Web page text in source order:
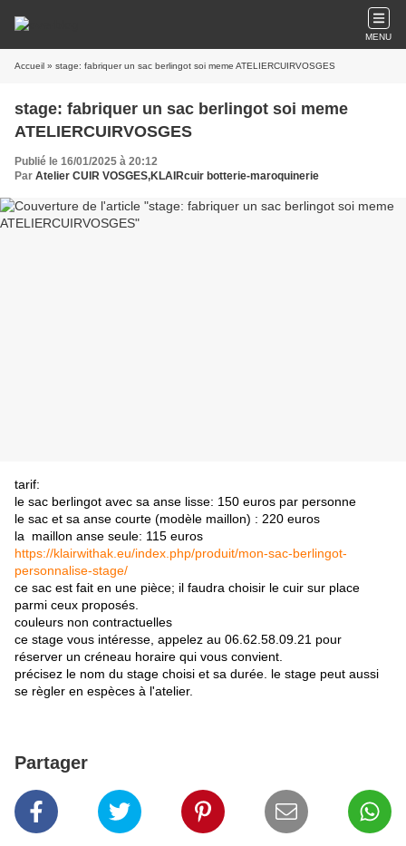
MENU
Accueil » stage: fabriquer un sac berlingot soi meme ATELIERCUIRVOSGES
stage: fabriquer un sac berlingot soi meme
ATELIERCUIRVOSGES
Publié le 16/01/2025 à 20:12
Par Atelier CUIR VOSGES,KLAIRcuir botterie-maroquinerie
tarif:
le sac berlingot avec sa anse lisse: 150 euros par personne
le sac et sa anse courte (modèle maillon) : 220 euros
la maillon anse seule: 115 euros
https://klairwithak.eu/index.php/produit/mon-sac-berlingot-
personnalise-stage/
ce sac est fait en une pièce; il faudra choisir le cuir sur place
parmi ceux proposés.
couleurs non contractuelles
ce stage vous intéresse, appelez au 06.62.58.09.21 pour
réserver un créneau horaire qui vous convient.
précisez le nom du stage choisi et sa durée. le stage peut aussi
se règler en espèces à l'atelier.
Partager